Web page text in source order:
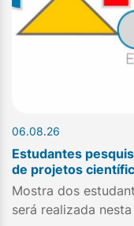
06.08.26
Estudantes
de projetos
Mostra dos
será realizada